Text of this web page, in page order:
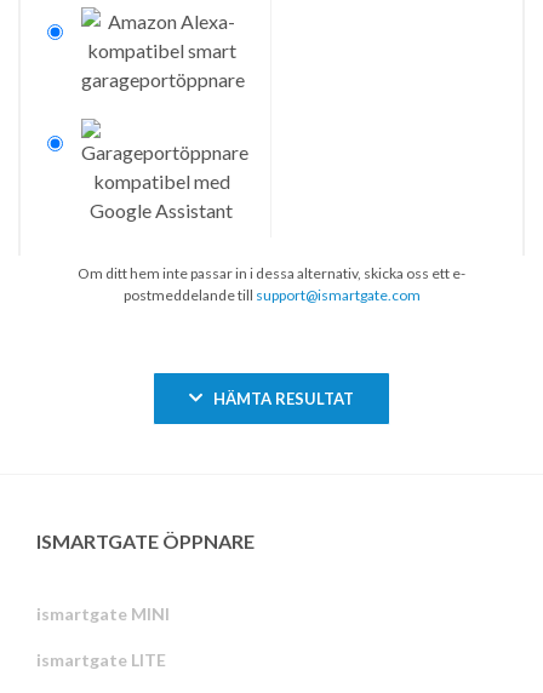
Om ditt hem inte passar in i dessa alternativ, skicka oss ett e-
postmeddelande till support@ismartgate.com
HÄMTA RESULTAT
ISMARTGATE ÖPPNARE
ismartgate MINI
ismartgate LITE